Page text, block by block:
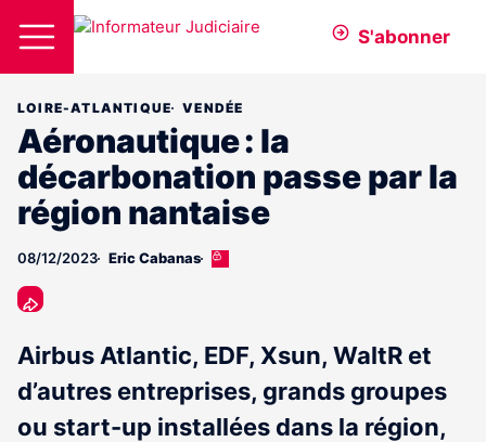
S'abonner
LOIRE-ATLANTIQUE VENDÉE
Aéronautique : la
décarbonation passe par la
région nantaise
08/12/2023 Eric Cabanas
Cet
abonnés
Airbus Atlantic, EDF, Xsun, WaltR et
d’autres entreprises, grands groupes
ou start-up installées dans la région,